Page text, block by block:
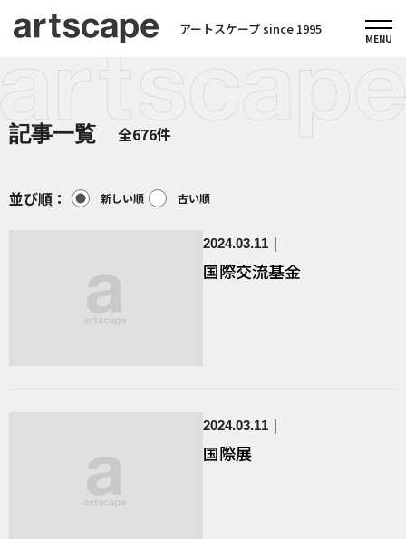
アートスケープ since 1995
記事一覧 全676件
並び順： 新しい順 古い順
2024.03.11
国際交流基金
2024.03.11
国際展